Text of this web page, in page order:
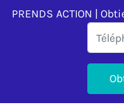
PRENDS ACTION |